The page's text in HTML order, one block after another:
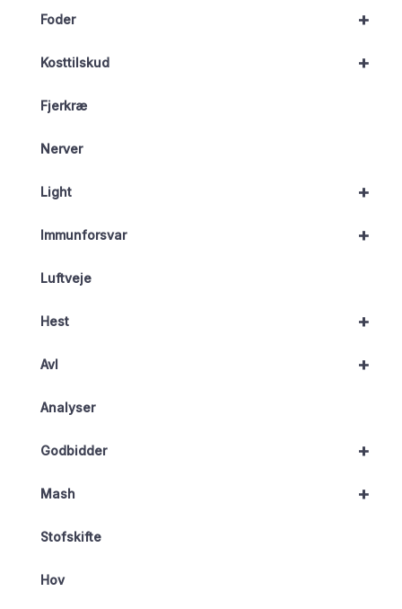
+
Foder
+
Kosttilskud
Fjerkræ
Nerver
+
Light
+
Immunforsvar
Luftveje
+
Hest
+
Avl
Analyser
+
Godbidder
+
Mash
Stofskifte
Hov